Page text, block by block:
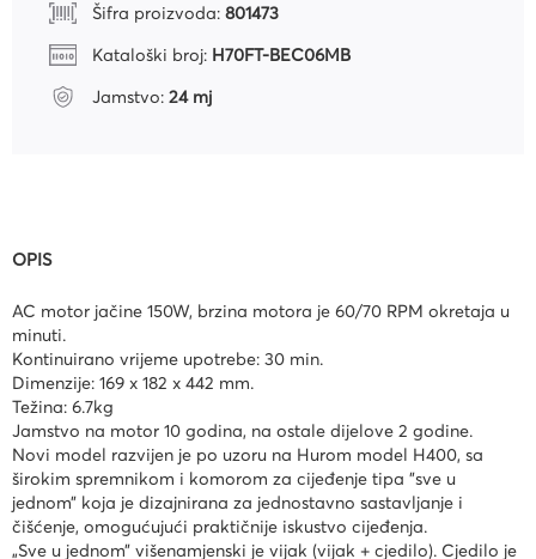
Šifra proizvoda: 801473
Kataloški broj: H70FT-BEC06MB
Jamstvo: 24 mj
OPIS
AC motor jačine 150W, brzina motora je 60/70 RPM okretaja u
minuti.
Kontinuirano vrijeme upotrebe: 30 min.
Dimenzije: 169 x 182 x 442 mm.
Težina: 6.7kg
Jamstvo na motor 10 godina, na ostale dijelove 2 godine.
Novi model razvijen je po uzoru na Hurom model H400, sa
širokim spremnikom i komorom za cijeđenje tipa "sve u
jednom” koja je dizajnirana za jednostavno sastavljanje i
čišćenje, omogućujući praktičnije iskustvo cijeđenja.
„Sve u jednom” višenamjenski je vijak (vijak + cjedilo). Cjedilo je